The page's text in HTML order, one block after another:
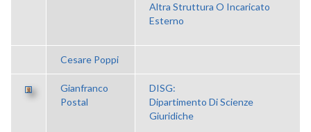
Altra Struttura O Incaricato
Esterno
Cesare Poppi
Gianfranco
Postal
DISG:
Dipartimento Di Scienze
Giuridiche